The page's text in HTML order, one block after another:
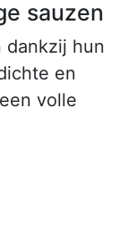
sauzen
dankzij hun
en
volle